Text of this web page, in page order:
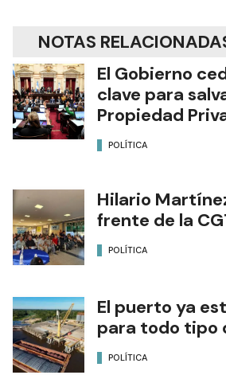
NOTAS
El Gobierno
clave para
Propiedad
POLÍTICA
Hilario
frente de la
POLÍTICA
El puerto ya
para todo tipo
POLÍTICA